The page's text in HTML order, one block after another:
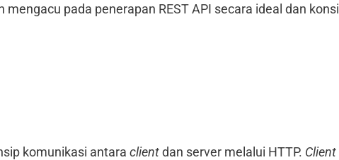
mengacu pada penerapan REST API secara ideal dan
komunikasi antara clientdan server melalui HTTP. Client